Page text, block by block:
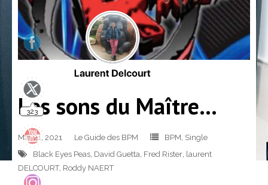
Les sons du Maître…
Mar 21, 2021 Le Guide des BPM BPM, Single
Black Eyes Peas, David Guetta, Fred Rister, laurent
DELCOURT, Roddy NAERT
323